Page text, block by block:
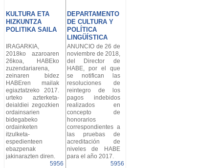
KULTURA ETA
HIZKUNTZA
POLITIKA SAILA
DEPARTAMENTO
DE CULTURA Y
POLÍTICA
LINGÜÍSTICA
IRAGARKIA,
2018ko azaroaren
26koa, HABEko
zuzendariarena,
zeinaren bidez
HABEren mailak
egiaztatzeko 2017.
urteko azterketa-
deialdiei zegozkien
ordainsarien
bidegabeko
ordainketen
itzulketa-
espedienteen
ebazpenak
jakinarazten diren.
5956
ANUNCIO de 26 de
noviembre de 2018,
del Director de
HABE, por el que
se notifican las
resoluciones de
reintegro de los
pagos indebidos
realizados en
concepto de
honorarios
correspondientes a
las pruebas de
acreditación de
niveles de HABE
para el año 2017.
5956